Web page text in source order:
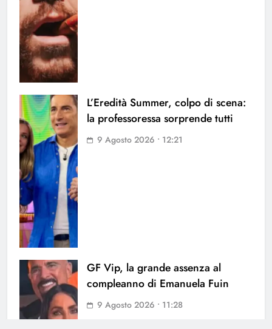
L’Eredità Summer, colpo di scena:
la professoressa sorprende tutti
9 Agosto 2026 • 12:21
GF Vip, la grande assenza al
compleanno di Emanuela Fuin
9 Agosto 2026 • 11:28